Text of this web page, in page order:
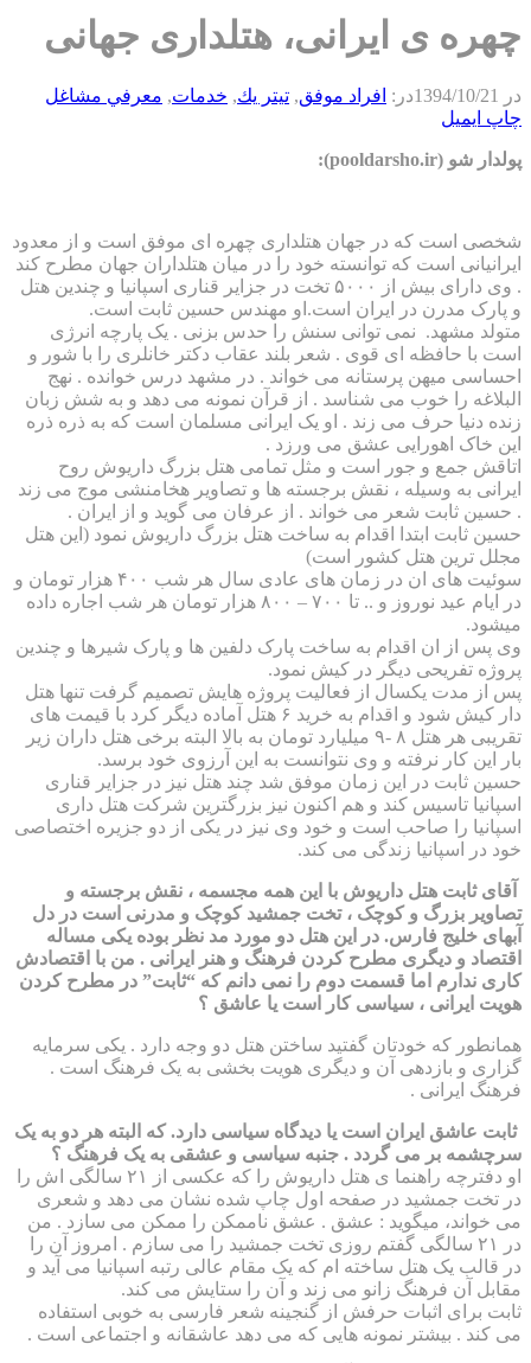
چهره ی ایرانی، هتلداری جهانی
در 1394/10/21در: افراد موفق, تيتر يك, خدمات, معرفي مشاغل
چاپ ایمیل
پولدار شو (pooldarsho.ir):
شخصی است که در جهان هتلداری چهره ای موفق است و از معدود
ایرانیانی است که توانسته خود را در میان هتلداران جهان مطرح کند
. وی دارای بیش از ۵۰۰۰ تخت در جزایر قناری اسپانیا و چندین هتل
و پارک مدرن در ایران است.او مهندس حسین ثابت است.
متولد مشهد. نمی توانی سنش را حدس بزنی . یک پارچه انرژی
است با حافظه ای قوی . شعر بلند عقاب دکتر خانلری را با شور و
احساسی میهن پرستانه می خواند . در مشهد درس خوانده . نهج
البلاغه را خوب می شناسد . از قرآن نمونه می دهد و به شش زبان
زنده دنیا حرف می زند . او یک ایرانی مسلمان است که به ذره ذره
این خاک اهورایی عشق می ورزد .
اتاقش جمع و جور است و مثل تمامی هتل بزرگ داریوش روح
ایرانی به وسیله ، نقش برجسته ها و تصاویر هخامنشی موج می زند
. حسین ثابت شعر می خواند . از عرفان می گوید و از ایران .
حسین ثابت ابتدا اقدام به ساخت هتل بزرگ داریوش نمود (این هتل
مجلل ترین هتل کشور است)
سوئیت های ان در زمان های عادی سال هر شب ۴۰۰ هزار تومان و
در ایام عید نوروز و .. تا ۷۰۰ – ۸۰۰ هزار تومان هر شب اجاره داده
میشود.
وی پس از ان اقدام به ساخت پارک دلفین ها و پارک شیرها و چندین
پروژه تفریحی دیگر در کیش نمود.
پس از مدت یکسال از فعالیت پروژه هایش تصمیم گرفت تنها هتل
دار کیش شود و اقدام به خرید ۶ هتل آماده دیگر کرد با قیمت های
تقریبی هر هتل ۸ -۹ میلیارد تومان به بالا البته برخی هتل داران زیر
بار این کار نرفته و وی نتوانست به این آرزوی خود برسد.
حسین ثابت در این زمان موفق شد چند هتل نیز در جزایر قناری
اسپانیا تاسیس کند و هم اکنون نیز بزرگترین شرکت هتل داری
اسپانیا را صاحب است و خود وی نیز در یکی از دو جزیره اختصاصی
خود در اسپانیا زندگی می کند.
آقای ثابت هتل داریوش با این همه مجسمه ، نقش برجسته و
تصاویر بزرگ و کوچک ، تخت جمشید کوچک و مدرنی است در دل
آبهای خلیج فارس. در این هتل دو مورد مد نظر بوده یکی مساله
اقتصاد و دیگری مطرح کردن فرهنگ و هنر ایرانی . من با اقتصادش
کاری ندارم اما قسمت دوم را نمی دانم که “ثابت” در مطرح کردن
هویت ایرانی ، سیاسی کار است یا عاشق ؟
همانطور که خودتان گفتید ساختن هتل دو وجه دارد . یکی سرمایه
گزاری و بازدهی آن و دیگری هویت بخشی به یک فرهنگ است .
فرهنگ ایرانی .
ثابت عاشق ایران است یا دیدگاه سیاسی دارد. که البته هر دو به یک
سرچشمه بر می گردد . جنبه سیاسی و عشقی به یک فرهنگ ؟
او دفترچه راهنما ی هتل داریوش را که عکسی از ۲۱ سالگی اش را
در تخت جمشید در صفحه اول چاپ شده نشان می دهد و شعری
می خواند، میگوید : عشق . عشق ناممکن را ممکن می سازد . من
در ۲۱ سالگی گفتم روزی تخت جمشید را می سازم . امروز آن را
در قالب یک هتل ساخته ام که یک مقام عالی رتبه اسپانیا می آید و
مقابل آن فرهنگ زانو می زند و آن را ستایش می کند.
ثابت برای اثبات حرفش از گنجینه شعر فارسی به خوبی استفاده
می کند . بیشتر نمونه هایی که می دهد عاشقانه و اجتماعی است .